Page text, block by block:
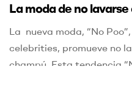
La moda de no
La nueva moda, “No
celebrities, promueve no
champú. Esta tendencia